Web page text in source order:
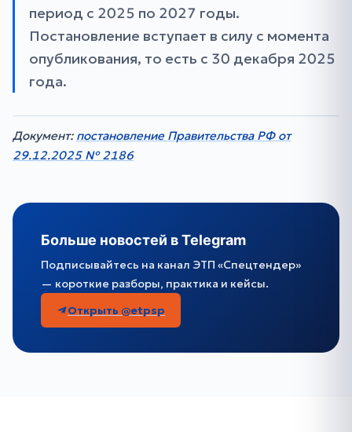
период с 2025 по 2027 годы.
Постановление вступает в силу с момента
опубликования, то есть с 30 декабря 2025
года.
Документ: постановление Правительства РФ от
29.12.2025 № 2186
Больше новостей в Telegram
Подписывайтесь на канал ЭТП «Спецтендер»
— короткие разборы, практика и кейсы.
Открыть @etpsp